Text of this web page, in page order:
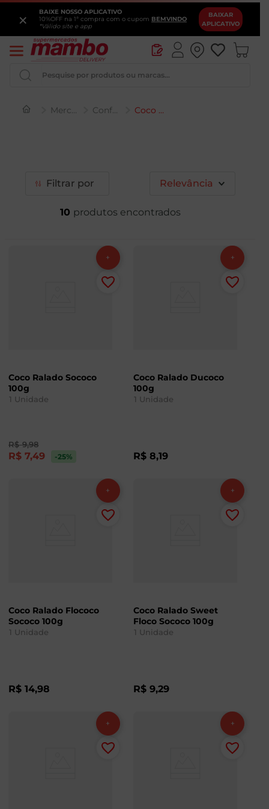
BAIXE NOSSO APLICATIVO
10%OFF na 1ª compra com o cupom BEMVINDO
*Válido site e app
BAIXAR
APLICATIVO
×
Pesquise por produtos ou marcas...
Mercearia Confeitaria e Sobremesa Coco Ralado
Filtrar Relevância
10
Coco Ralado Sococo
100g
1 Unidade
R$ 9,98
R$ 7,49 -25%
Coco Ralado Ducoco
100g
1 Unidade
R$ 8,19
Coco Ralado Flococo
Sococo 100g
1 Unidade
R$ 14,98
Coco Ralado Sweet
Floco Sococo 100g
1 Unidade
R$ 9,29